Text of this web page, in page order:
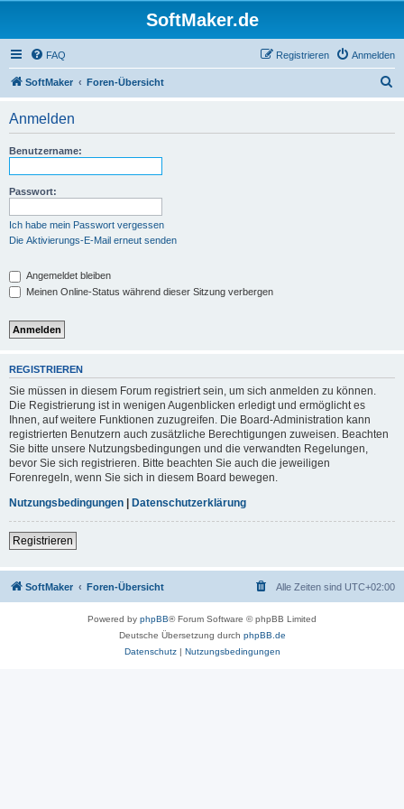
SoftMaker.de
FAQ Anmelden
Registrieren
SoftMaker Foren-Übersicht
Anmelden
Benutzername:
Passwort:
Ich habe mein Passwort vergessen
Die Aktivierungs-E-Mail erneut senden
Angemeldet bleiben
Meinen Online-Status während dieser Sitzung verbergen
REGISTRIEREN
Sie müssen in diesem Forum registriert sein, um sich anmelden zu können.
Die Registrierung ist in wenigen Augenblicken erledigt und ermöglicht es
Ihnen, auf weitere Funktionen zuzugreifen. Die Board-Administration kann
registrierten Benutzern auch zusätzliche Berechtigungen zuweisen. Beachten
Sie bitte unsere Nutzungsbedingungen und die verwandten Regelungen,
bevor Sie sich registrieren. Bitte beachten Sie auch die jeweiligen
Forenregeln, wenn Sie sich in diesem Board bewegen.
Nutzungsbedingungen | Datenschutzerklärung
Registrieren
SoftMaker Foren-Übersicht Alle Zeiten sind UTC+02:00
Powered by phpBB® Forum Software © phpBB Limited
Deutsche Übersetzung durch phpBB.de
Datenschutz| Nutzungsbedingungen